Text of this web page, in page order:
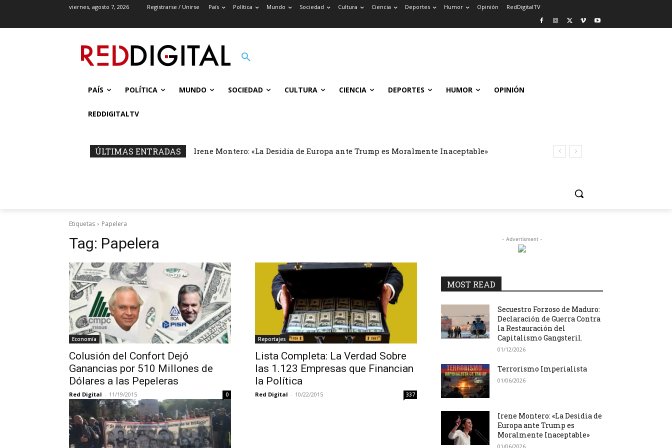
viernes, agosto 7, 2026 Registrarse / Unirse País Política Mundo Sociedad Cultura Ciencia Deportes Humor Opinión RedDigitalTV
PAÍS POLÍTICA MUNDO SOCIEDAD CULTURA CIENCIA DEPORTES HUMOR OPINIÓN
REDDIGITALTV
ÚLTIMAS ENTRADAS Irene Montero: «La Desidia de Europa ante Trump es Moralmente Inaceptable»
Etiquetas Papelera
Tag: Papelera
Economía
Colusión del Confort Dejó
Ganancias por 510 Millones de
Dólares a las Pepeleras
Red Digital - 11/19/2015 0
Reportajes
Lista Completa: La Verdad Sobre
las 1.123 Empresas que Financian
la Política
Red Digital - 10/22/2015 337
- Advertisment -
MOST READ
Secuestro Forzoso de Maduro:
Declaración de Guerra Contra
la Restauración del
Capitalismo Gangsteril.
01/12/2026
Terrorismo Imperialista
01/06/2026
Irene Montero: «La Desidia de
Europa ante Trump es
Moralmente Inaceptable»
01/06/2026